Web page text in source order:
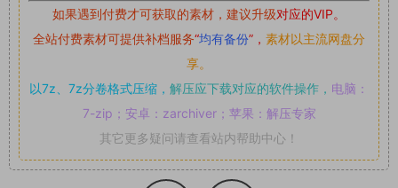
如果遇到付费才可获取的素材，建议升级对应的VIP。
全站付费素材可提供补档服务“均有备份”， 素材以主流网盘分
享。
以7z、7z分卷格式压缩， 解压应下载对应的软件操作， 电脑：
7-zip；安卓：zarchiver；苹果：解压专家
其它更多疑问请查看站内帮助中心！